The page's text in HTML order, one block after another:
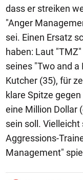
dass er streiken
"Anger
sei. Einen Ersatz
haben: Laut
seines "Two and
Kutcher (35), für
klare Spitze
eine Million Dollar
sein soll.
Aggressions-
Management"